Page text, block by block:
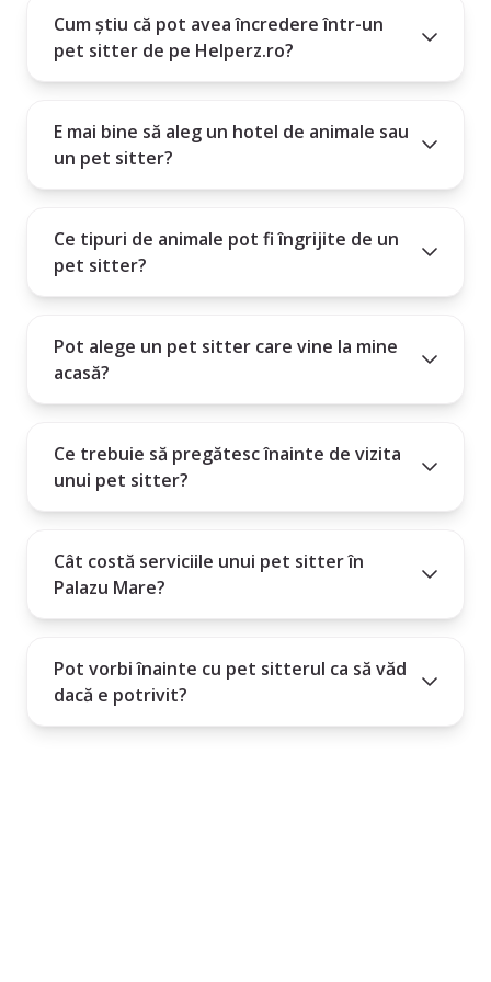
Alegerea unui pet sitter este mai mult decât un serviciu - este o relație
de încredere între om și animal.
Cum știu că pot avea încredere într-un
pet sitter de pe Helperz.ro?
E mai bine să aleg un hotel de animale sau
un pet sitter?
Ce tipuri de animale pot fi îngrijite de un
pet sitter?
Pot alege un pet sitter care vine la mine
acasă?
Ce trebuie să pregătesc înainte de vizita
unui pet sitter?
Cât costă serviciile unui pet sitter în
Palazu Mare?
Pot vorbi înainte cu pet sitterul ca să văd
dacă e potrivit?